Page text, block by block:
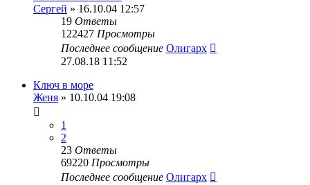
Сергей » 16.10.04 12:57
19 Ответы
122427 Просмотры
Последнее сообщение Олигарх
27.08.18 11:52
Ключ в море
Женя » 10.10.04 19:08
1
2
23 Ответы
69220 Просмотры
Последнее сообщение Олигарх